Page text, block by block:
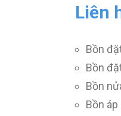
Liên
Bồn
Bồn
Bồn
Bồn